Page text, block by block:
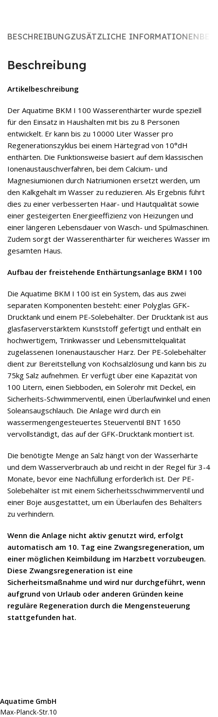
BESCHREIBUNGZUSÄTZLICHE INFORMATIONEN
Beschreibung
Artikelbeschreibung
Der Aquatime BKM I 100 Wasserenthärter wurde speziell
für den Einsatz in Haushalten mit bis zu 8 Personen
entwickelt. Er kann bis zu 10000 Liter Wasser pro
Regenerationszyklus bei einem Härtegrad von 10°dH
enthärten. Die Funktionsweise basiert auf dem klassischen
Ionenaustauschverfahren, bei dem Calcium- und
Magnesiumionen durch Natriumionen ersetzt werden, um
den Kalkgehalt im Wasser zu reduzieren. Als Ergebnis führt
dies zu einer verbesserten Haar- und Hautqualität sowie
einer gesteigerten Energieeffizienz von Heizungen und
einer längeren Lebensdauer von Wasch- und Spülmaschinen.
Zudem sorgt der Wasserenthärter für weicheres Wasser im
gesamten Haus.
Aufbau der freistehende Enthärtungsanlage BKM I 100
Die Aquatime BKM I 100 ist ein System, das aus zwei
separaten Komponenten besteht: einer Polyglas GFK-
Drucktank und einem PE-Solebehälter. Der Drucktank ist aus
glasfaserverstärktem Kunststoff gefertigt und enthält ein
hochwertigem, Trinkwasser und Lebensmittelqualität
zugelassenen Ionenaustauscher Harz. Der PE-Solebehälter
dient zur Bereitstellung von Kochsalzlösung und kann bis zu
75kg Salz aufnehmen. Er verfügt über eine Kapazität von
100 Litern, einen Siebboden, ein Solerohr mit Deckel, ein
Sicherheits-Schwimmerventil, einen Überlaufwinkel und einen
Soleansaugschlauch. Die Anlage wird durch ein
wassermengengesteuertes Steuerventil BNT 1650
vervollständigt, das auf der GFK-Drucktank montiert ist.
Die benötigte Menge an Salz hängt von der Wasserhärte
und dem Wasserverbrauch ab und reicht in der Regel für 3-4
Monate, bevor eine Nachfüllung erforderlich ist. Der PE-
Solebehälter ist mit einem Sicherheitsschwimmerventil und
einer Boje ausgestattet, um ein Überlaufen des Behälters
zu verhindern.
Wenn die Anlage nicht aktiv genutzt wird, erfolgt
automatisch am 10. Tag eine Zwangsregeneration, um
einer möglichen Keimbildung im Harzbett vorzubeugen.
Diese Zwangsregeneration ist eine
Sicherheitsmaßnahme und wird nur durchgeführt, wenn
aufgrund von Urlaub oder anderen Gründen keine
reguläre Regeneration durch die Mengensteuerung
stattgefunden hat.
Aquatime GmbH
Max-Planck-Str.10